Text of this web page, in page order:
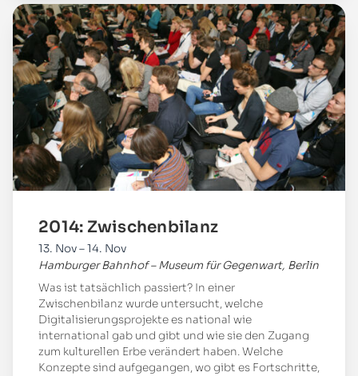
2014: Zwischenbilanz
13. Nov – 14. Nov
Hamburger Bahnhof – Museum für Gegenwart, Berlin
Was ist tatsächlich passiert? In einer
Zwischenbilanz wurde untersucht, welche
Digitalisierungsprojekte es national wie
international gab und gibt und wie sie den Zugang
zum kulturellen Erbe verändert haben. Welche
Konzepte sind aufgegangen, wo gibt es Fortschritte,
Mehr